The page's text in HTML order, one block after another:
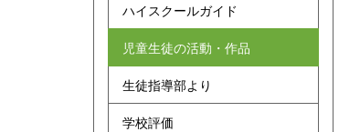
ハイスクールガイド
児童生徒の活動・作品
生徒指導部より
学校評価